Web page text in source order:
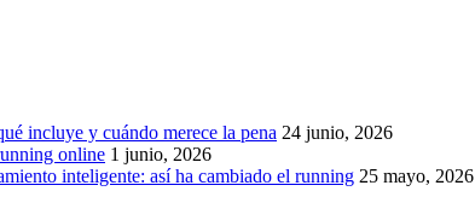
incluye y cuándo merece la pena 24 junio, 2026
online 1 junio, 2026
inteligente: así ha cambiado el running 25 mayo, 2026